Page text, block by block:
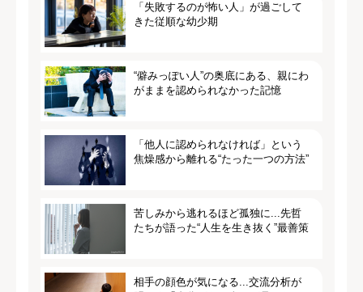
「失敗するのが怖い人」が過ごして
きた従順な幼少期
“僻みっぽい人”の奥底にある、親にわ
がままを認められなかった記憶
「他人に認められなければ」という
焦燥感から離れる“たった一つの方法”
苦しみから逃れるほど孤独に...先哲
たちが語った“人生を生き抜く”最善策
相手の顔色が気になる...交流分析が